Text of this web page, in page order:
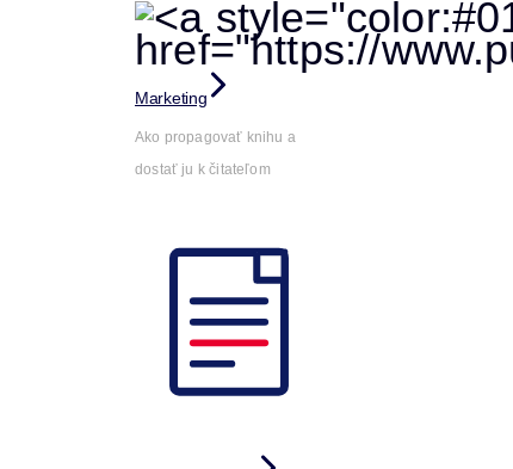
Marketing
Ako propagovať knihu a
dostať ju k čitateľom